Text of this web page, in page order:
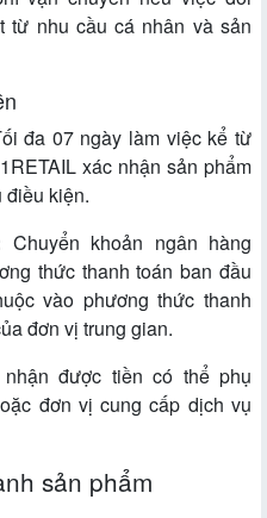
từ nhu cầu cá nhân và sản
đa 07 ngày làm việc kể từ
xác nhận sản phẩm
điều kiện.
Chuyển khoản ngân hàng
thức thanh toán ban đầu
vào phương thức thanh
đơn vị trung gian.
được tiền có thể phụ
đơn vị cung cấp dịch vụ
sản phẩm